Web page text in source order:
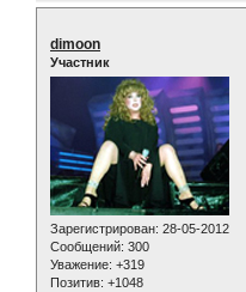
dimoon
Участник
Зарегистрирован: 28-05-2012
Сообщений: 300
Уважение: +319
Позитив: +1048